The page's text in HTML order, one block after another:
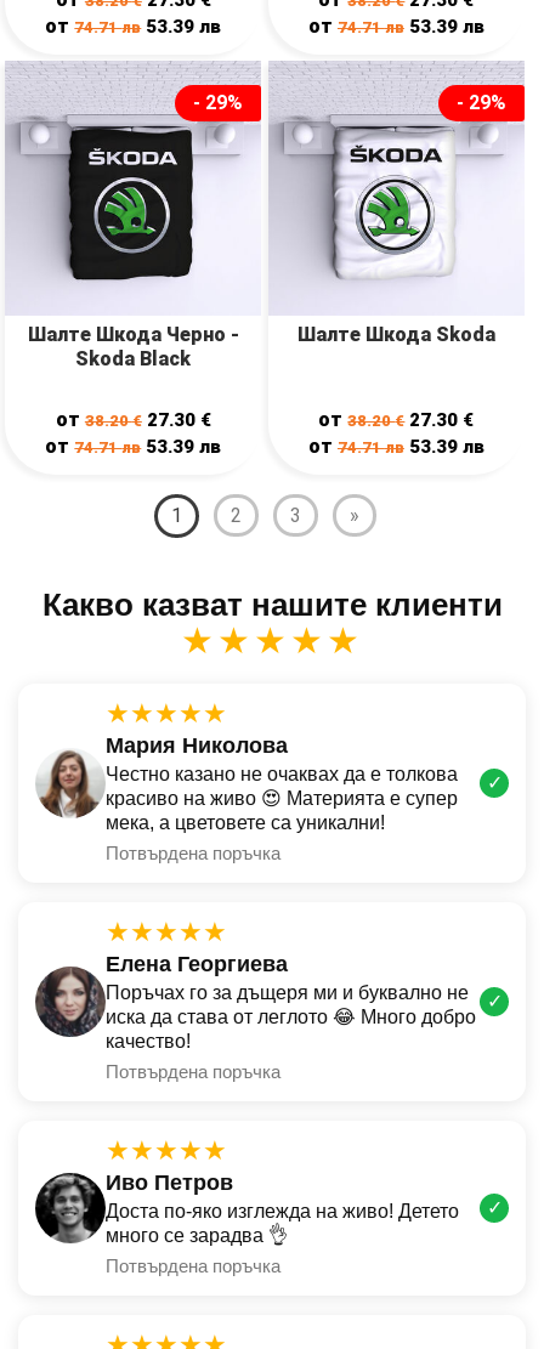
от74.71лв 53.39лв от 74.71лв 53.39 лв
- 29%
Шалте Шкода Черно -
Skoda Black
от38.20€ 27.30 €
от74.71лв 53.39лв
- 29%
Шалте Шкода Skoda
от38.20€ 27.30 €
от 74.71лв 53.39 лв
1 2 3 »
Какво казват нашите клиенти
★★★★★
★★★★★
Мария Николова
Честно казано не очаквах да е толкова
красиво на живо 😍 Материята е супер
мека, а цветовете са уникални!
Потвърдена поръчка
✓
★★★★★
Елена Георгиева
Поръчах го за дъщеря ми и буквално не
иска да става от леглото 😂 Много добро
качество!
Потвърдена поръчка
✓
★★★★★
Иво Петров
Доста по-яко изглежда на живо! Детето
много се зарадва 👌
Потвърдена поръчка
✓